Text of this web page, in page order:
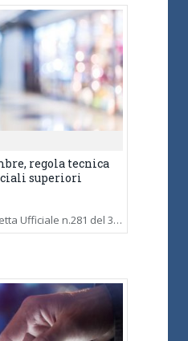
regola tecnica
superiori
Ufficiale n.281 del 3…